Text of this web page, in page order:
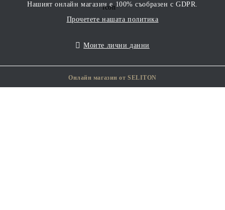
Нашият онлайн магазин е 100% съобразен с GDPR.
Прочетете нашата политика
Моите лични данни
Онлайн магазин от SELITON